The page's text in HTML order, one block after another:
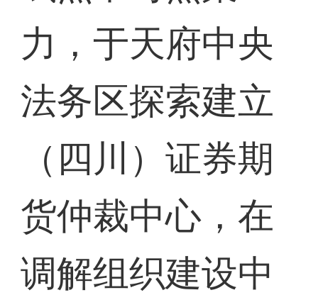
力，于天府中央
法务区探索建立
（四川）证券期
货仲裁中心，在
调解组织建设中